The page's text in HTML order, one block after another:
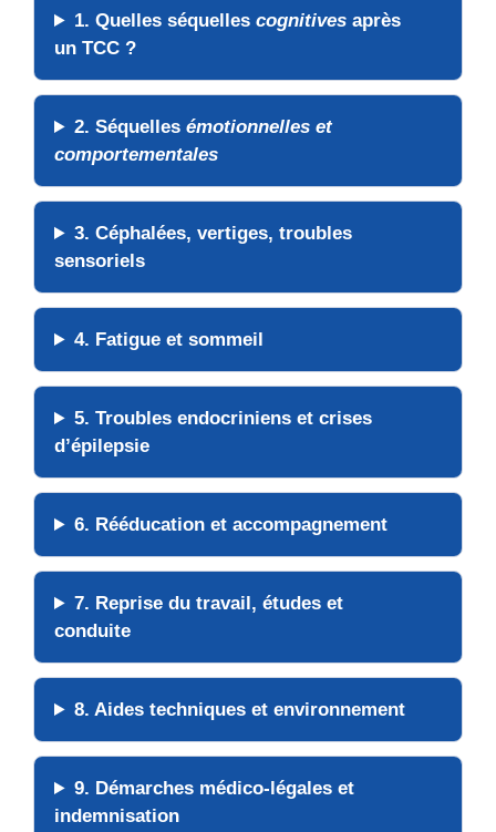
1. Quelles séquellescognitives après
un TCC ?
2. Séquellesémotionnelles et
comportementales
3. Céphalées, vertiges, troubles
sensoriels
4. Fatigue et sommeil
5. Troubles endocriniens et crises
d’épilepsie
6. Rééducation et accompagnement
7. Reprise du travail, études et
conduite
8. Aides techniques et environnement
9. Démarches médico-légales et
indemnisation